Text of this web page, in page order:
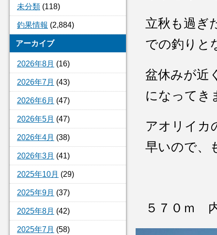
未分類 (118)
釣果情報 (2,884)
アーカイブ
2026年8月 (16)
2026年7月 (43)
2026年6月 (47)
2026年5月 (47)
2026年4月 (38)
2026年3月 (41)
2025年10月 (29)
2025年9月 (37)
2025年8月 (42)
2025年7月 (58)
立秋も過ぎ
での釣りと
盆休みが近
になってき
アオリイカ
早いので、
５７０ｍ